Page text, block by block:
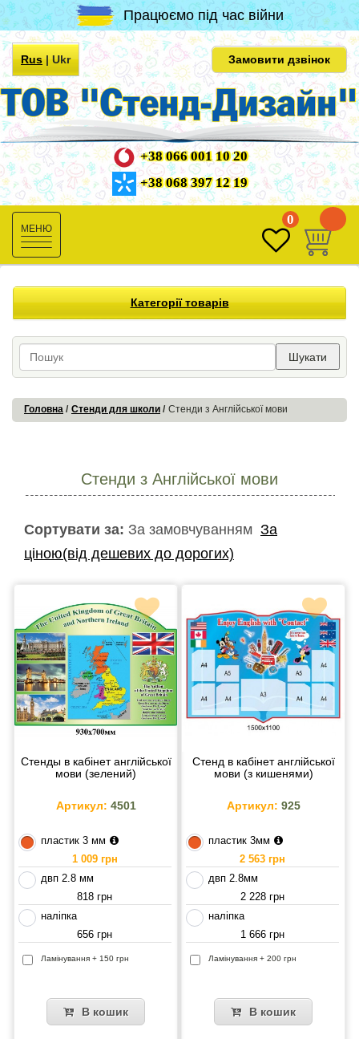
Працюємо під час війни
Rus|Ukr Замовити дзвінок
+38 066 001 10 20
+38 068 397 12 19
Toggle
navigation
0
Категорії товарів
Шукати
Головна Стенди для школи Стенди з Англійської мови
Стенди з Англійської мови
Сортувати за: За замовчуванням За
ціною(від дешевих до дорогих)
Стенды в кабінет англійської
мови (зелений)
Артикул: 4501
пластик 3 мм
1 009 грн
двп 2.8 мм
818 грн
наліпка
656 грн
Ламінування + 150 грн
В кошик
Стенд в кабінет англійської
мови (з кишенями)
Артикул: 925
пластик 3мм
2 563 грн
двп 2.8мм
2 228 грн
наліпка
1 666 грн
Ламінування + 200 грн
В кошик